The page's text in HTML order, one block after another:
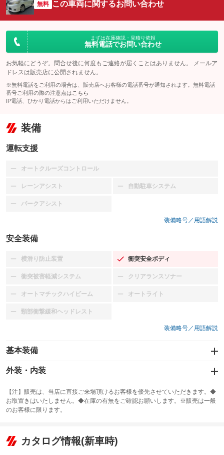
無料 この車両に関するお問い合わせ
まずは在庫確認・見積り依頼
無料電話でお問い合わせ
お気軽にどうぞ。問合せ後に何度もご連絡が届くことはありません。 メールア
ドレスは販売店に公開されません。
※無料電話をご利用の場合は、販売店へお客様の電話番号が通知されます。無料電話
番号ご利用の際の注意点は こちら
IP電話、ひかり電話からはご利用いただけません。
装備
運転支援
オートクルーズコントロール
：装備なし
レーンアシスト
：装備なし 自動駐車システム
：装備なし
パークアシスト
：装備なし
装備略号／用語解説
安全装備
横滑り防止装置
：装備なし 衝突安全ボディ
：装備あり
衝突被害軽減システム
：装備なし クリアランスソナー
：装備なし
オートマチックハイビーム
：装備なし オートライト
：装備なし
頸部衝撃緩和ヘッドレスト
：装備なし
装備略号／用語解説
基本装備
エアバッグ：運転席/助手席
：装備あり
：装備あり
サンルーフ
：装備なし ABS
リフトアップ
：装備なし
外装・内装
カーナビ：HDDナビ
：装備あり
TV：フルセグ
：装備あり
ビジュアル：-／DVD再生
：装備あり
【注】販売は、当店に直接ご来場頂けるお客様を優先させていただきます。◆
お取置きはいたしません。◆在庫の有無をご確認お願いします。※販売は一般
のお客様に限ります。
カタログ情報(新車時)